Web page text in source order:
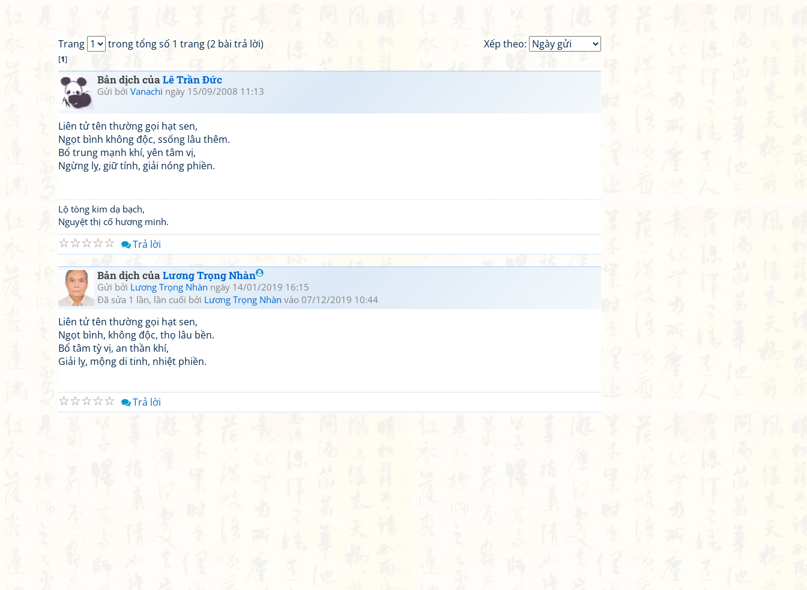
Xếp theo:
Trang trong tổng số 1 trang (2 bài trả lời)
[1]
Bản dịch củaLê Trần Đức
Gửi bởi Vanachi ngày 15/09/2008 11:13
Liên tử tên thường gọi hạt sen,
Ngọt bình không độc, ssống lâu thêm.
Bổ trung mạnh khí, yên tâm vị,
Ngừng lỵ, giữ tính, giải nóng phiền.
Lộ tòng kim dạ bạch,
Nguyệt thị cố hương minh.
☆
☆
☆
☆
☆ Trả lời
Bản dịch củaLương Trọng Nhàn
Gửi bởi Lương Trọng Nhàn ngày 14/01/2019 16:15
Đã sửa 1 lần, lần cuối bởi Lương Trọng Nhàn vào 07/12/2019 10:44
Liên tử tên thường gọi hạt sen,
Ngọt bình, không độc, thọ lâu bền.
Bổ tâm tỳ vị, an thần khí,
Giải lỵ, mộng di tinh, nhiệt phiền.
☆
☆
☆
☆
☆ Trả lời